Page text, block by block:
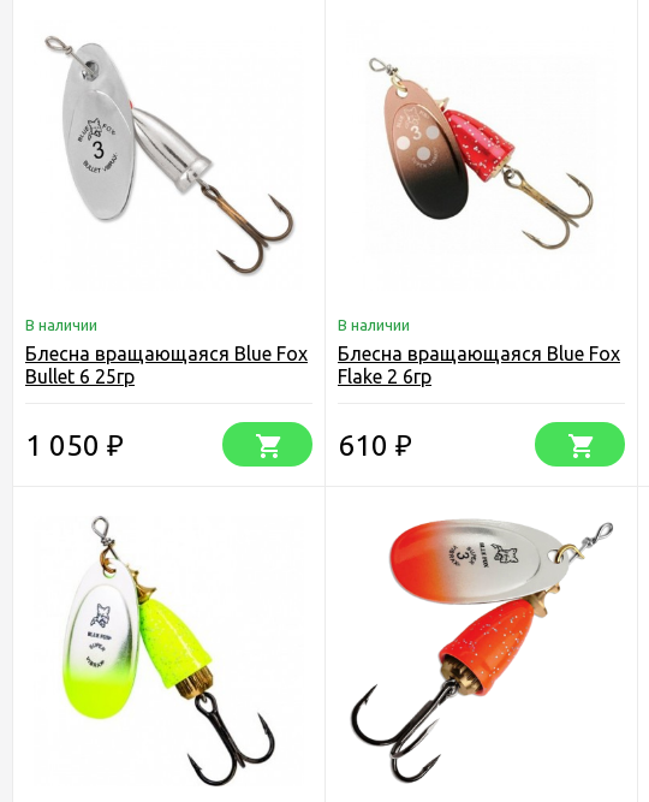
В наличии
Блесна вращающаяся Blue Fox
Bullet 6 25гр
1 050 ₽
В наличии
Блесна вращающаяся Blue Fox
Flake 2 6гр
610 ₽